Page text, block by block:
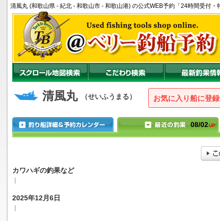
清風丸 (和歌山県 - 紀北 - 和歌山市 - 和歌山港) の公式WEB予約「24時間受付・
清風丸 （せいふうまる） お気に入り船に登録
08/02UP
カワハギの釣果など
2025年12月6日